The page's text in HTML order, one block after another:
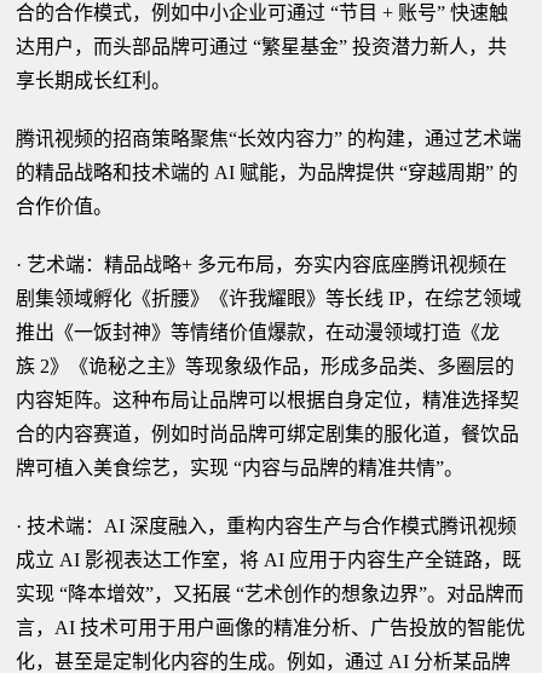
合的合作模式，例如中小企业可通过 “节目 + 账号” 快速触
达用户，而头部品牌可通过 “繁星基金” 投资潜力新人，共
享长期成长红利。
腾讯视频的招商策略聚焦“长效内容力” 的构建，通过艺术端
的精品战略和技术端的 AI 赋能，为品牌提供 “穿越周期” 的
合作价值。
· 艺术端：精品战略+ 多元布局，夯实内容底座腾讯视频在
剧集领域孵化《折腰》《许我耀眼》等长线 IP，在综艺领域
推出《一饭封神》等情绪价值爆款，在动漫领域打造《龙
族 2》《诡秘之主》等现象级作品，形成多品类、多圈层的
内容矩阵。这种布局让品牌可以根据自身定位，精准选择契
合的内容赛道，例如时尚品牌可绑定剧集的服化道，餐饮品
牌可植入美食综艺，实现 “内容与品牌的精准共情”。
· 技术端：AI 深度融入，重构内容生产与合作模式腾讯视频
成立 AI 影视表达工作室，将 AI 应用于内容生产全链路，既
实现 “降本增效”，又拓展 “艺术创作的想象边界”。对品牌而
言，AI 技术可用于用户画像的精准分析、广告投放的智能优
化，甚至是定制化内容的生成。例如，通过 AI 分析某品牌